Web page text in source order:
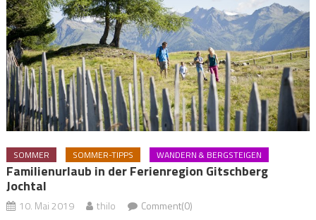
SOMMER SOMMER-TIPPS WANDERN & BERGSTEIGEN
Familienurlaub in der Ferienregion Gitschberg
Jochtal
10. Mai 2019 thilo Comment(0)